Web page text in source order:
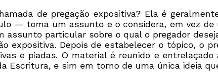
de pregação expositiva? Ela é
— toma um assunto e o considera, em vez
assunto particular sobre o qual o pregador
expositiva. Depois de estabelecer o tópico, o
e piadas. O material é reunido e
Escritura, e sim em torno de uma única ideia